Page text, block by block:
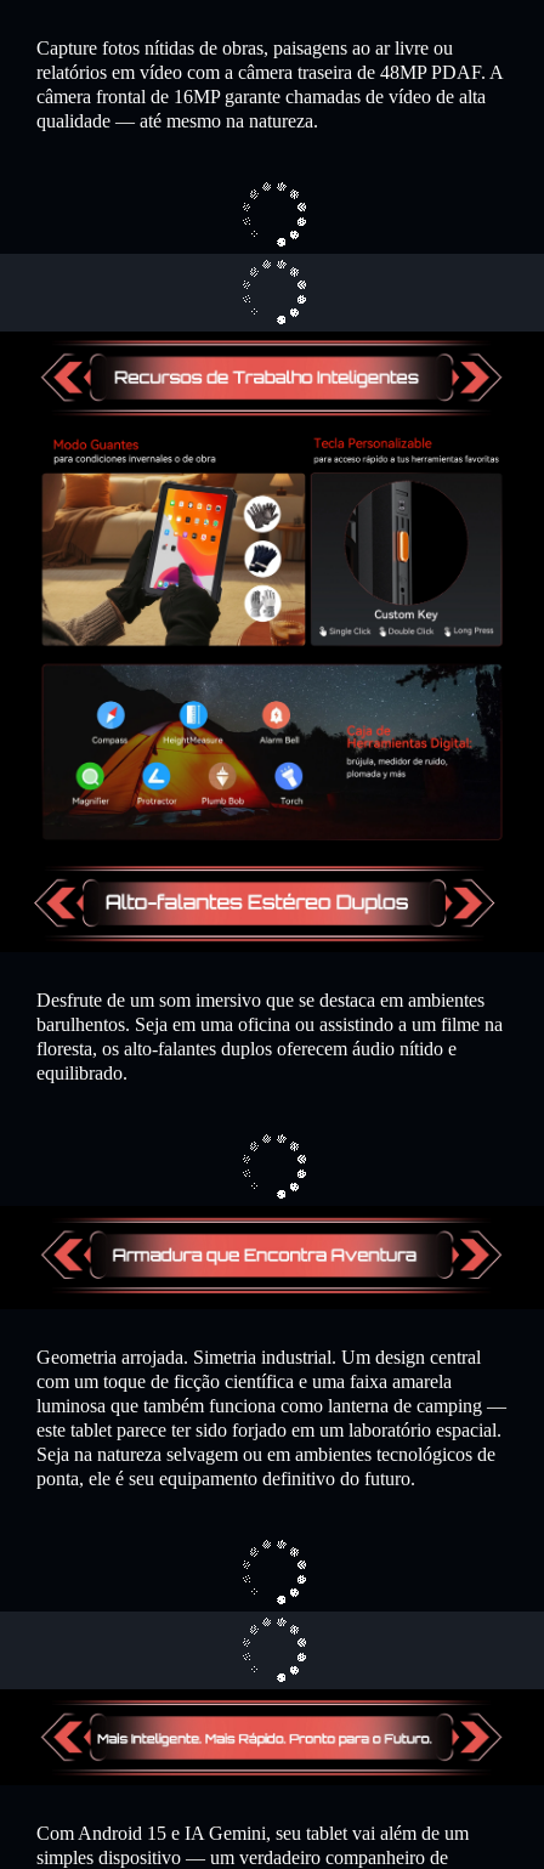
Capture fotos nítidas de obras, paisagens ao ar livre ou
relatórios em vídeo com a câmera traseira de 48MP PDAF. A
câmera frontal de 16MP garante chamadas de vídeo de alta
qualidade — até mesmo na natureza.
Desfrute de um som imersivo que se destaca em ambientes
barulhentos. Seja em uma oficina ou assistindo a um filme na
floresta, os alto-falantes duplos oferecem áudio nítido e
equilibrado.
Geometria arrojada. Simetria industrial. Um design central
com um toque de ficção científica e uma faixa amarela
luminosa que também funciona como lanterna de camping —
este tablet parece ter sido forjado em um laboratório espacial.
Seja na natureza selvagem ou em ambientes tecnológicos de
ponta, ele é seu equipamento definitivo do futuro.
Com Android 15 e IA Gemini, seu tablet vai além de um
simples dispositivo — um verdadeiro companheiro de